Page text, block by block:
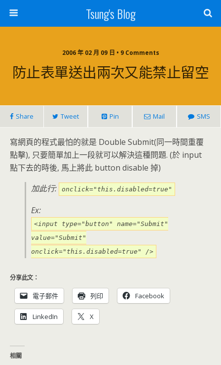
Tsung's Blog
2006 年 02 月 09 日 • 9 Comments
防止表單送出兩次又能禁止留空
Share Tweet Pin Mail SMS
寫網頁的程式最怕的就是 Double Submit(同一時間重覆
點擊), 只要簡單加上一段就可以解決這種問題. (於 input
點下去的時後, 馬上將此 button disable 掉)
加此行:
onclick="this.disabled=true"
Ex:
<input type="button" name="Submit"
value="Submit"
onclick="this.disabled=true" />
分享此文：
電子郵件 列印 Facebook
LinkedIn X
相關